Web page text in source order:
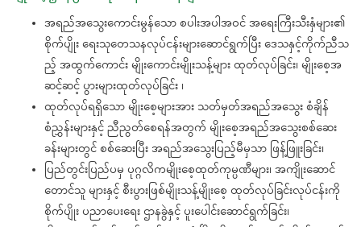
အရည်အသွေးကောင်းမွန်သော စပါးအပါအဝင် အရေးကြီးသီးနှံများ၏
စိုက်ပျိုး ရေးသုတေသနလုပ်ငန်းများဆောင်ရွက်ပြီး ဒေသနှင့်ကိုက်ညီသ
ည့် အထွက်ကောင်း မျိုးကောင်းမျိုးသန့်များ ထုတ်လုပ်ခြင်း၊ မျိုးစေ့အ
ဆင့်ဆင့် ပွားများထုတ်လုပ်ခြင်း ၊
ထုတ်လုပ်ရရှိသော မျိုးစေ့များအား သတ်မှတ်အရည်အသွေး စံချိန်
စံညွှန်းများနှင့် ညီညွတ်စေရန်အတွက် မျိုးစေ့အရည်အသွေးစစ်ဆေး
ခန်းများတွင် စစ်ဆေးပြီး အရည်အသွေးပြည့်မီမှသာ ဖြန့်ဖြူးခြင်း၊
ပြည်တွင်းပြည်ပမှ ပုဂ္ဂလိကမျိုးစေ့ထုတ်ကုမ္ပဏီများ၊ အကျိုးဆောင်
တောင်သူ များနှင့် စီးပွားဖြစ်မျိုးသန့်မျိုးစေ့ ထုတ်လုပ်ခြင်းလုပ်ငန်းကို
စိုက်ပျိုး ပညာပေးရေး ဌာနခွဲနှင့် ပူးပေါင်းဆောင်ရွက်ခြင်း၊